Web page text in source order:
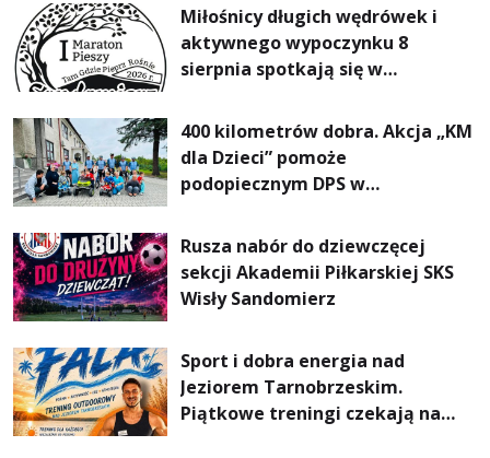
Miłośnicy długich wędrówek i
aktywnego wypoczynku 8
sierpnia spotkają się w
Pieszym „Tam Gdzie Pieprz
Rośnie”
400 kilometrów dobra. Akcja „KM
dla Dzieci” pomoże
podopiecznym DPS w
Rusza nabór do dziewczęcej
sekcji Akademii Piłkarskiej SKS
Wisły Sandomierz
Sport i dobra energia nad
Jeziorem Tarnobrzeskim.
Piątkowe treningi czekają na